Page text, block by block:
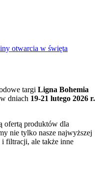
otwarcia w święta
targi Ligna Bohemia
dniach 19-21 lutego 2026 r.
ofertą produktów dla
nie tylko nasze najwyższej
filtracji, ale także inne